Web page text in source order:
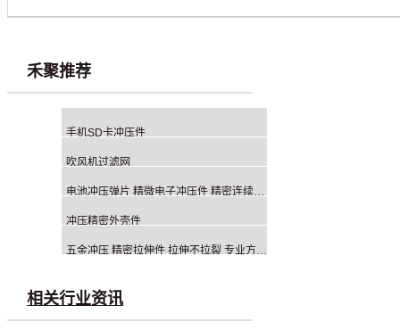
禾聚推荐
手机SD卡冲压件
吹风机过滤网
冲压精密外壳件
相关行业资讯